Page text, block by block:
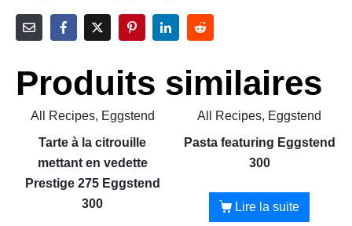
Produits similaires
All Recipes, Eggstend
Tarte à la citrouille
mettant en vedette
Prestige 275 Eggstend
300
All Recipes, Eggstend
Pasta featuring Eggstend
300
Lire la suite